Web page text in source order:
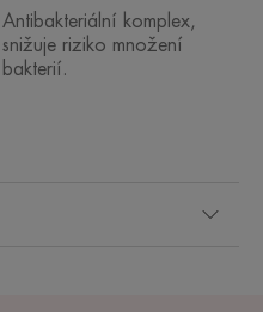
Antibakteriální komplex,
snižuje riziko množení
bakterií.